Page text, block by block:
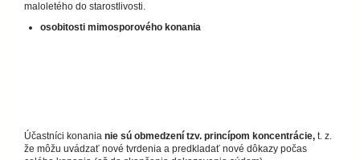
maloletého do starostlivosti.
osobitosti mimosporového konania
Účastníci konania nie sú obmedzení tzv. princípom koncentrácie, t. z.
že môžu uvádzať nové tvrdenia a predkladať nové dôkazy počas